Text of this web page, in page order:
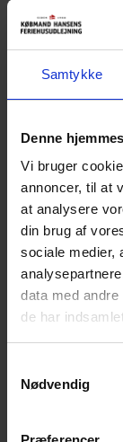
Samtykke
Denne
Vi bruger
annoncer, til at
at analysere
din brug af
sociale medier,
data med
de har
Nødvendig
Vandforbruget er
Udendørs finder I
terrasse er
aftener under
Børnene har god
bevæge sig rundt.
Mellem hav,
Sommerhuset
og skov. Kun 3,5
hvor der venter
Til daglige indkøb
er altid lige i